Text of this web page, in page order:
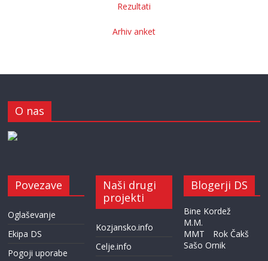
Rezultati
Arhiv anket
O nas
Povezave
Oglaševanje
Ekipa DS
Pogoji uporabe
Naši drugi
projekti
Kozjansko.info
Celje.info
Blogerji DS
Bine Kordež
M.M.
MMT
Rok Čakš
Sašo Ornik